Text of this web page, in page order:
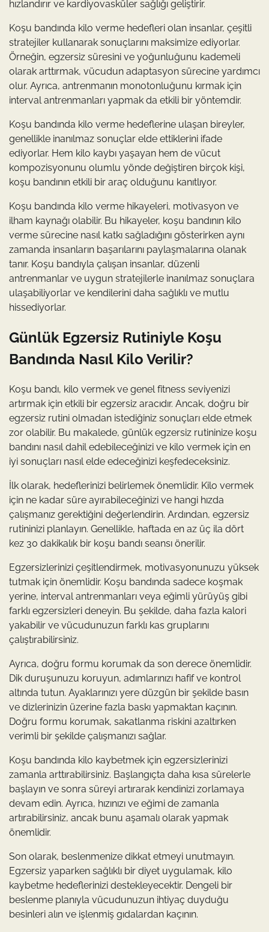
hızlandırır ve kardiyovasküler sağlığı geliştirir.
Koşu bandında kilo verme hedefleri olan insanlar, çeşitli
stratejiler kullanarak sonuçlarını maksimize ediyorlar.
Örneğin, egzersiz süresini ve yoğunluğunu kademeli
olarak arttırmak, vücudun adaptasyon sürecine yardımcı
olur. Ayrıca, antrenmanın monotonluğunu kırmak için
interval antrenmanları yapmak da etkili bir yöntemdir.
Koşu bandında kilo verme hedeflerine ulaşan bireyler,
genellikle inanılmaz sonuçlar elde ettiklerini ifade
ediyorlar. Hem kilo kaybı yaşayan hem de vücut
kompozisyonunu olumlu yönde değiştiren birçok kişi,
koşu bandının etkili bir araç olduğunu kanıtlıyor.
Koşu bandında kilo verme hikayeleri, motivasyon ve
ilham kaynağı olabilir. Bu hikayeler, koşu bandının kilo
verme sürecine nasıl katkı sağladığını gösterirken aynı
zamanda insanların başarılarını paylaşmalarına olanak
tanır. Koşu bandıyla çalışan insanlar, düzenli
antrenmanlar ve uygun stratejilerle inanılmaz sonuçlara
ulaşabiliyorlar ve kendilerini daha sağlıklı ve mutlu
hissediyorlar.
Günlük Egzersiz Rutiniyle Koşu
Bandında Nasıl Kilo Verilir?
Koşu bandı, kilo vermek ve genel fitness seviyenizi
artırmak için etkili bir egzersiz aracıdır. Ancak, doğru bir
egzersiz rutini olmadan istediğiniz sonuçları elde etmek
zor olabilir. Bu makalede, günlük egzersiz rutininize koşu
bandını nasıl dahil edebileceğinizi ve kilo vermek için en
iyi sonuçları nasıl elde edeceğinizi keşfedeceksiniz.
İlk olarak, hedeflerinizi belirlemek önemlidir. Kilo vermek
için ne kadar süre ayırabileceğinizi ve hangi hızda
çalışmanız gerektiğini değerlendirin. Ardından, egzersiz
rutininizi planlayın. Genellikle, haftada en az üç ila dört
kez 30 dakikalık bir koşu bandı seansı önerilir.
Egzersizlerinizi çeşitlendirmek, motivasyonunuzu yüksek
tutmak için önemlidir. Koşu bandında sadece koşmak
yerine, interval antrenmanları veya eğimli yürüyüş gibi
farklı egzersizleri deneyin. Bu şekilde, daha fazla kalori
yakabilir ve vücudunuzun farklı kas gruplarını
çalıştırabilirsiniz.
Ayrıca, doğru formu korumak da son derece önemlidir.
Dik duruşunuzu koruyun, adımlarınızı hafif ve kontrol
altında tutun. Ayaklarınızı yere düzgün bir şekilde basın
ve dizlerinizin üzerine fazla baskı yapmaktan kaçının.
Doğru formu korumak, sakatlanma riskini azaltırken
verimli bir şekilde çalışmanızı sağlar.
Koşu bandında kilo kaybetmek için egzersizlerinizi
zamanla arttırabilirsiniz. Başlangıçta daha kısa sürelerle
başlayın ve sonra süreyi artırarak kendinizi zorlamaya
devam edin. Ayrıca, hızınızı ve eğimi de zamanla
artırabilirsiniz, ancak bunu aşamalı olarak yapmak
önemlidir.
Son olarak, beslenmenize dikkat etmeyi unutmayın.
Egzersiz yaparken sağlıklı bir diyet uygulamak, kilo
kaybetme hedeflerinizi destekleyecektir. Dengeli bir
beslenme planıyla vücudunuzun ihtiyaç duyduğu
besinleri alın ve işlenmiş gıdalardan kaçının.